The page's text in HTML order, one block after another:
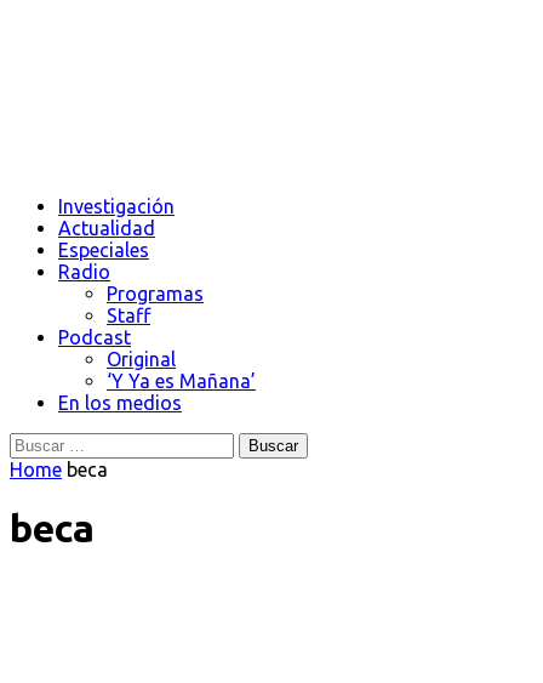
Investigación
Actualidad
Especiales
Radio
Programas
Staff
Podcast
Original
‘Y Ya es Mañana’
En los medios
Buscar:
Home beca
beca